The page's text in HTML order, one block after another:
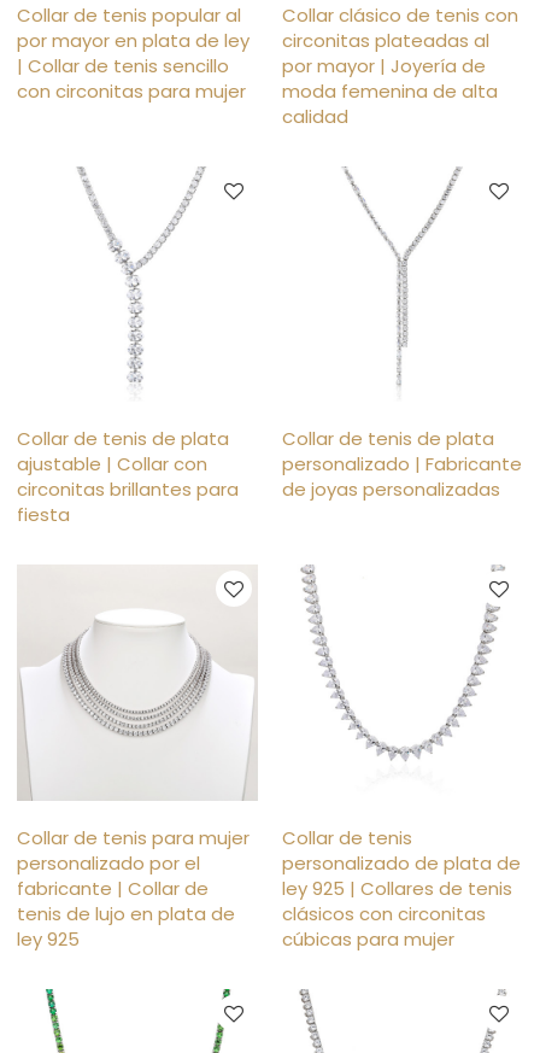
Collar de tenis popular al
por mayor en plata de ley
| Collar de tenis sencillo
con circonitas para mujer
Collar clásico de tenis con
circonitas plateadas al
por mayor | Joyería de
moda femenina de alta
calidad
Collar de tenis de plata
ajustable | Collar con
circonitas brillantes para
fiesta
Collar de tenis de plata
personalizado | Fabricante
de joyas personalizadas
Collar de tenis para mujer
personalizado por el
fabricante | Collar de
tenis de lujo en plata de
ley 925
Collar de tenis
personalizado de plata de
ley 925 | Collares de tenis
clásicos con circonitas
cúbicas para mujer